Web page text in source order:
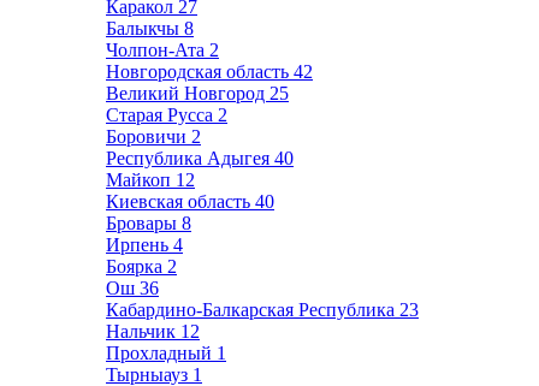
Каракол 27
Балыкчы 8
Чолпон-Ата 2
Новгородская область 42
Великий Новгород 25
Старая Русса 2
Боровичи 2
Республика Адыгея 40
Майкоп 12
Киевская область 40
Бровары 8
Ирпень 4
Боярка 2
Ош 36
Кабардино-Балкарская Республика 23
Нальчик 12
Прохладный 1
Тырныауз 1